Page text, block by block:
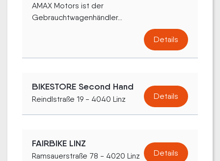
AMAX Motors ist der
Gebrauchtwagenhändler...
Details
BIKESTORE Second Hand
Reindlstraße 19 - 4040 Linz Details
FAIRBIKE LINZ
Ramsauerstraße 78 - 4020 Linz Details